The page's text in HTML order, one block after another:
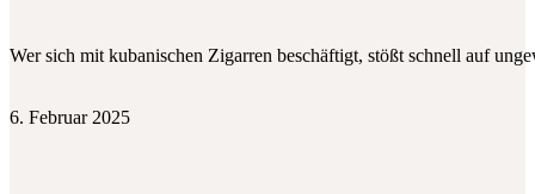
Wer sich mit kubanischen Zigarren beschäftigt, stößt schnell auf
6. Februar 2025